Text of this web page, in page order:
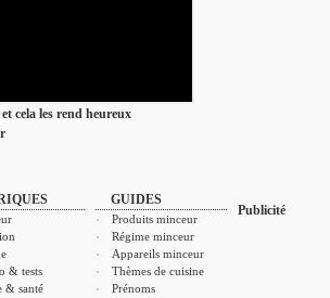
cela les rend heureux
& tests
& santé
GUIDES
Produits minceur
Régime minceur
Appareils minceur
Thèmes de cuisine
Prénoms
Publicité